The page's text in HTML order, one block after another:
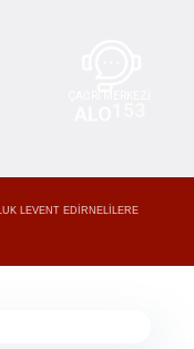
LEVENT EDİRNELİLERE